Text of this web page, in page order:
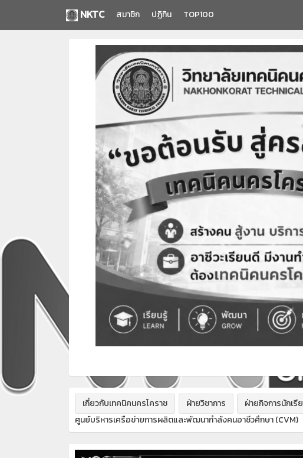
NKTC สมาชิก ปฏิทิน TOP100
เกี่ยวกับเทคนิคนครโคราช ฝ่ายวิชาการ ฝ่ายกิจการนักเรี
ศูนย์บริหารเครือข่ายการผลิตและพัฒนากำลังคนอาชีวศึกษา (CVM)